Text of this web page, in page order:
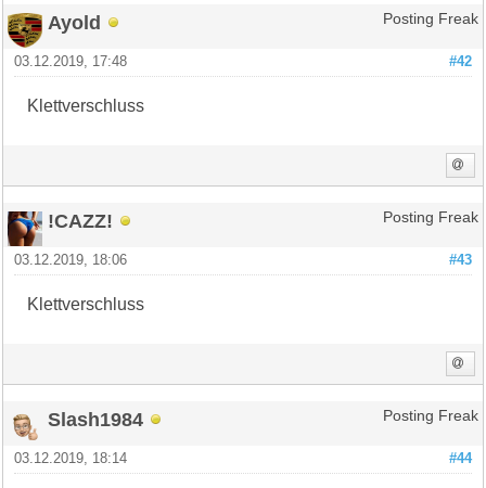
Ayold Posting Freak
#42
03.12.2019, 17:48
Klettverschluss
!CAZZ! Posting Freak
#43
03.12.2019, 18:06
Klettverschluss
Slash1984 Posting Freak
#44
03.12.2019, 18:14